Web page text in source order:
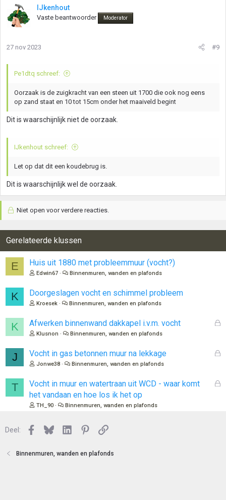
IJkenhout
Vaste beantwoorder Moderator
27 nov 2023 #9
Pe1dtq schreef:
Oorzaak is de zuigkracht van een steen uit 1700 die ook nog eens
op zand staat en 10 tot 15cm onder het maaiveld begint
Dit is waarschijnlijk niet de oorzaak.
IJkenhout schreef:
Let op dat dit een koudebrug is.
Dit is waarschijnlijk wel de oorzaak.
Niet open voor verdere reacties.
Gerelateerde klussen
E Huis uit 1880 met probleemmuur (vocht?)
Edwin67 Binnenmuren, wanden en plafonds
K Doorgeslagen vocht en schimmel probleem
Kroesek Binnenmuren, wanden en plafonds
K
G
n
Afwerken binnenwand dakkapel i.v.m. vocht
Klusnon Binnenmuren, wanden en plafonds
J
G
Vocht in gas betonnen muur na lekkage
Jonwe38 Binnenmuren, wanden en plafonds
T
G
Vocht in muur en watertraan uit WCD - waar komt
het vandaan en hoe los ik het op
TH_90 Binnenmuren, wanden en plafonds
Deel: Facebook
BlueskyLinkedInPinterest
Link
Binnenmuren, wanden en plafonds